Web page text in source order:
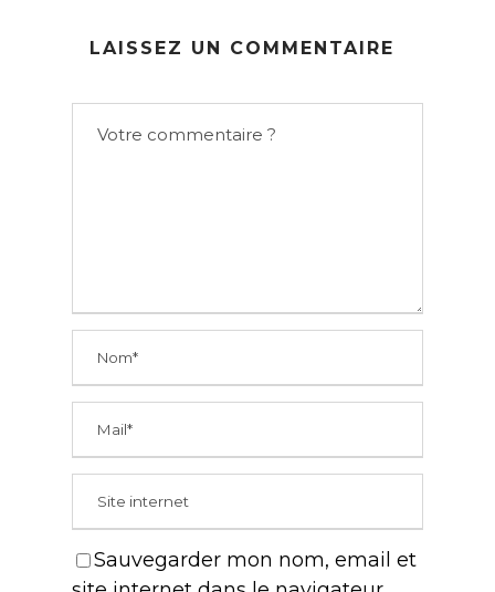
LAISSEZ UN COMMENTAIRE
Sauvegarder mon nom, email et